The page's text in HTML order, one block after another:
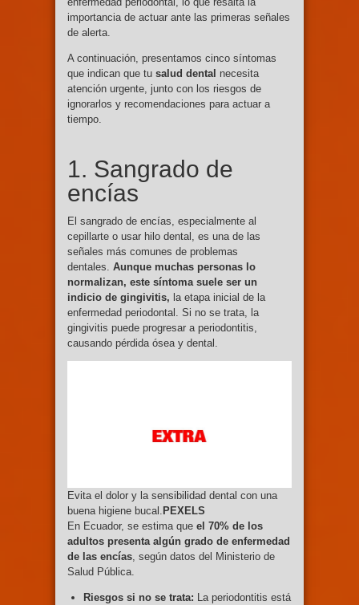
importancia de actuar ante las primeras señales
de alerta.
A continuación, presentamos cinco síntomas
que indican que tu salud dental necesita
atención urgente, junto con los riesgos de
ignorarlos y recomendaciones para actuar a
tiempo.
1. Sangrado de
encías
El sangrado de encías, especialmente al
cepillarte o usar hilo dental, es una de las
señales más comunes de problemas
dentales. Aunque muchas personas lo
normalizan, este síntoma suele ser un
indicio de gingivitis, la etapa inicial de la
enfermedad periodontal. Si no se trata, la
gingivitis puede progresar a periodontitis,
causando pérdida ósea y dental.
Evita el dolor y la sensibilidad dental con una
buena higiene bucal. PEXELS
En Ecuador, se estima que el 70% de los
adultos presenta algún grado de enfermedad
de las encías , según datos del Ministerio de
Salud Pública.
Riesgos si no se trata: La periodontitis está